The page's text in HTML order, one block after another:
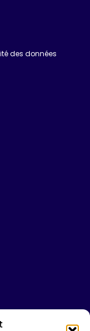
des données